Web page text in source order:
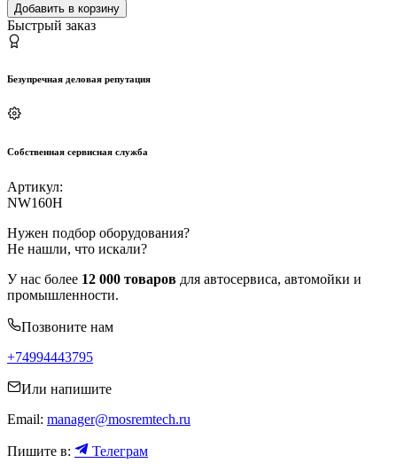
Добавить в корзину
Быстрый заказ
Безупречная деловая репутация
Собственная сервисная служба
Артикул:
NW160H
Нужен подбор оборудования?
Не нашли, что искали?
У нас более 12 000 товаров для автосервиса, автомойки и
промышленности.
Позвоните нам
+74994443795
Или напишите
Email: manager@mosremtech.ru
Пишите в: Телеграм